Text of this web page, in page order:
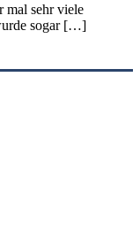
mal sehr viele
sogar […]